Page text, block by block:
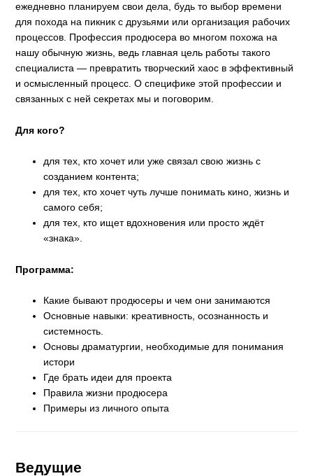
ежедневно планируем свои дела, будь то выбор времени
для похода на пикник с друзьями или организация рабочих
процессов. Профессия продюсера во многом похожа на
нашу обычную жизнь, ведь главная цель работы такого
специалиста — превратить творческий хаос в эффективный
и осмысленный процесс. О специфике этой профессии и
связанных с ней секретах мы и поговорим.
Для кого?
для тех, кто хочет или уже связал свою жизнь с
созданием контента;
для тех, кто хочет чуть лучше понимать кино, жизнь и
самого себя;
для тех, кто ищет вдохновения или просто ждёт
«знака».
Программа:
Какие бывают продюсеры и чем они занимаются
Основные навыки: креативность, осознанность и
системность.
Основы драматургии, необходимые для понимания
истори
Где брать идеи для проекта
Правила жизни продюсера
Примеры из личного опыта
Ведущие